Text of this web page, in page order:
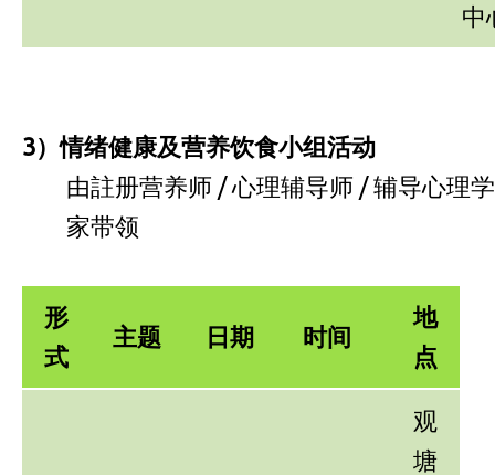
中
3）情绪健康及营养饮食小组活动
由註册营养师 / 心理辅导师 / 辅导心理学
家带领
形
式
主题 日期 时间
地
点
观
塘